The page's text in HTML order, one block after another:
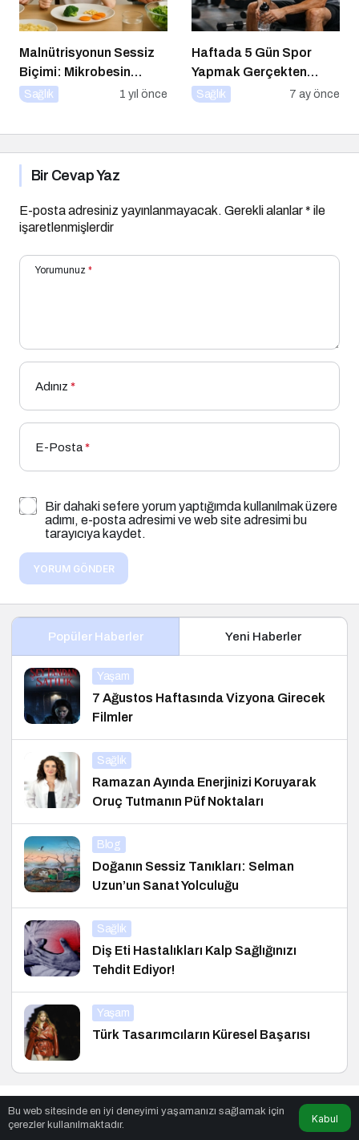
Malnütrisyonun Sessiz
Biçimi: Mikrobesin
Eksikliklerinin
Sağlık 1 yıl önce
Haftada 5 Gün Spor
Yapmak Gerçekten
Sağlıklı mı?
Sağlık 7 ay önce
Bir Cevap Yaz
E-posta adresiniz yayınlanmayacak. Gerekli alanlar* ile
işaretlenmişlerdir
Yorumunuz *
Adınız *
E-Posta*
Bir dahaki sefere yorum yaptığımda kullanılmak üzere
adımı, e-posta adresimi ve web site adresimi bu
tarayıcıya kaydet.
YORUM GÖNDER
Popüler Haberler Yeni Haberler
Yaşam
7 Ağustos Haftasında Vizyona Girecek
Filmler
Sağlık
Ramazan Ayında Enerjinizi Koruyarak
Oruç Tutmanın Püf Noktaları
Blog
Doğanın Sessiz Tanıkları: Selman
Uzun’un Sanat Yolculuğu
Sağlık
Diş Eti Hastalıkları Kalp Sağlığınızı
Tehdit Ediyor!
Yaşam
Türk Tasarımcıların Küresel Başarısı
Sağlık
Okul Çağı Çocuklarında (6–12 yaş)
Beslenme
Bu web sitesinde en iyi deneyimi yaşamanızı sağlamak için
çerezler kullanılmaktadır.
Kabul